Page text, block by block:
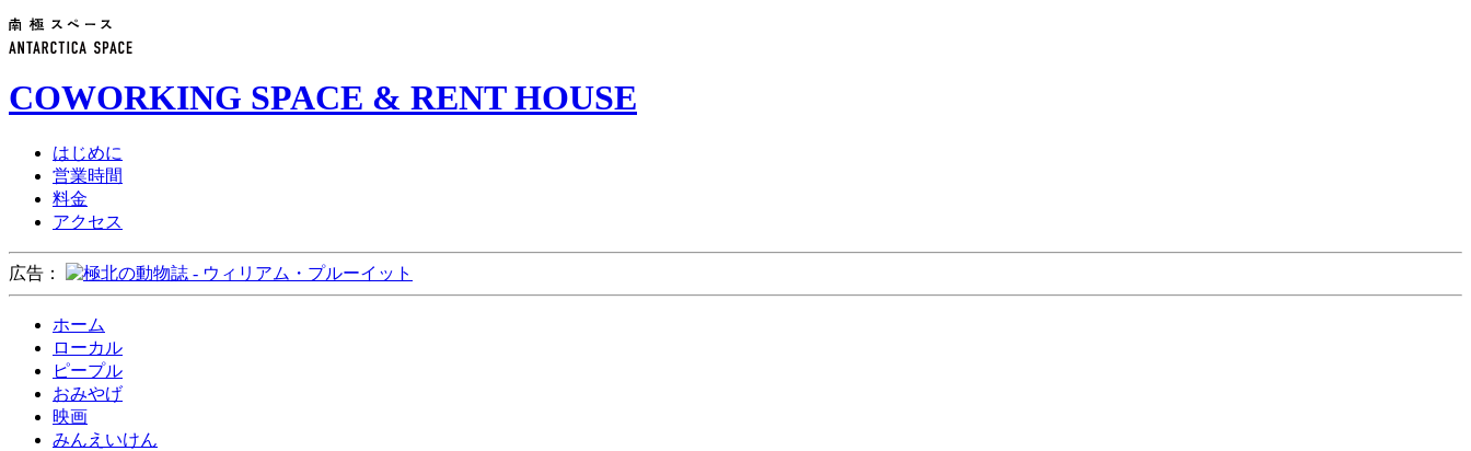
COWORKING SPACE & RENT HOUSE
はじめに
営業時間
料金
アクセス
広告：
ホーム
ローカル
ピープル
おみやげ
映画
みんえいけん